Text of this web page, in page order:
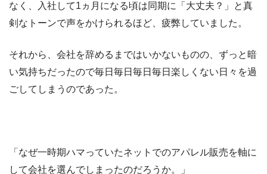
なく、入社して1ヵ月になる頃は同期に「大丈夫？」と真
剣なトーンで声をかけられるほど、疲弊していました。
それから、会社を辞めるまではいかないものの、ずっと暗
い気持ちだったので毎日毎日毎日毎日楽しくない日々を過
ごしてしまうのであった。
「なぜ一時期ハマっていたネットでのアパレル販売を軸に
して会社を選んでしまったのだろうか。」